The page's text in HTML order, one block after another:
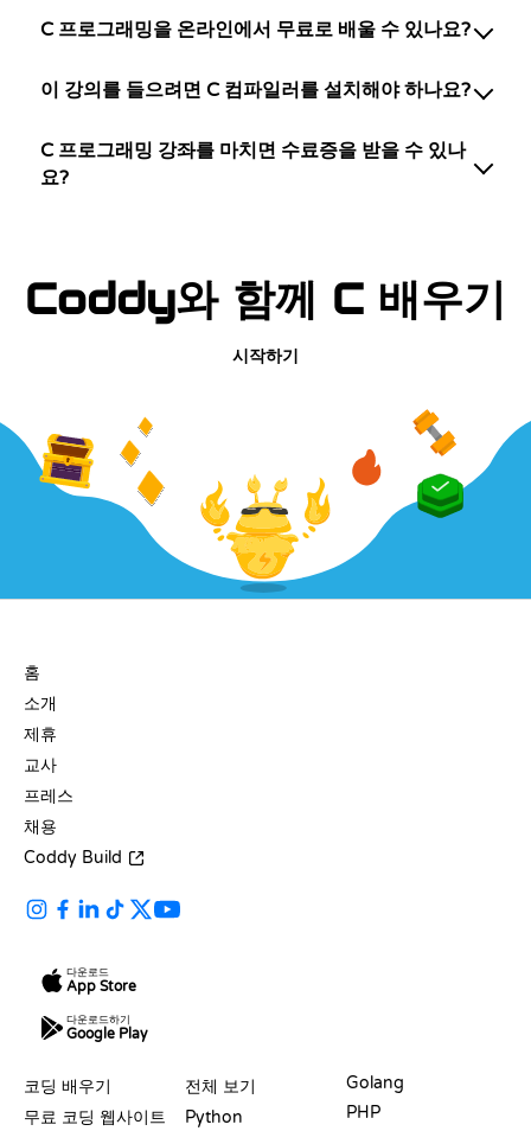
C 프로그래밍을 온라인에서 무료로 배울 수 있나요?
이 강의를 들으려면 C 컴파일러를 설치해야 하나요?
C 프로그래밍 강좌를 마치면 수료증을 받을 수 있나
요?
Coddy와 함께 C 배우기
시작하기
홈
소개
제휴
교사
프레스
채용
Coddy Build
다운로드
App Store
다운로드하기
Google Play
코딩 배우기
무료 코딩 웹사이트
전체 보기
Python
Golang
PHP